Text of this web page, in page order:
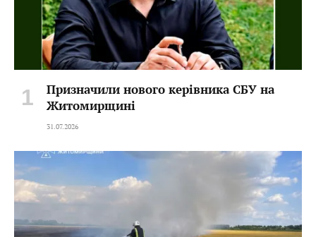
Призначили нового керівника СБУ на
Житомирщині
31.07.2026